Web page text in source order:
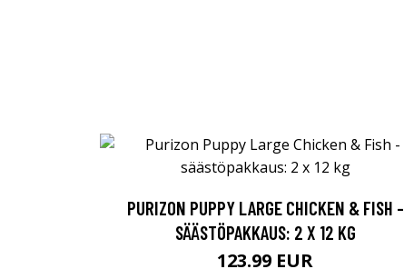
PURIZON PUPPY LARGE CHICKEN & FISH -
SÄÄSTÖPAKKAUS: 2 X 12 KG
123.99 EUR